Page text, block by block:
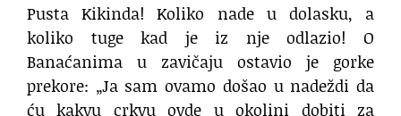
Pusta Kikinda! Koliko nade u dolasku, a
koliko tuge kad je iz nje odlazio! O
Banaćanima u zavičaju ostavio je gorke
prekore: „Ja sam ovamo došao u nadeždi da
ću kakvu crkvu ovde u okolini dobiti za